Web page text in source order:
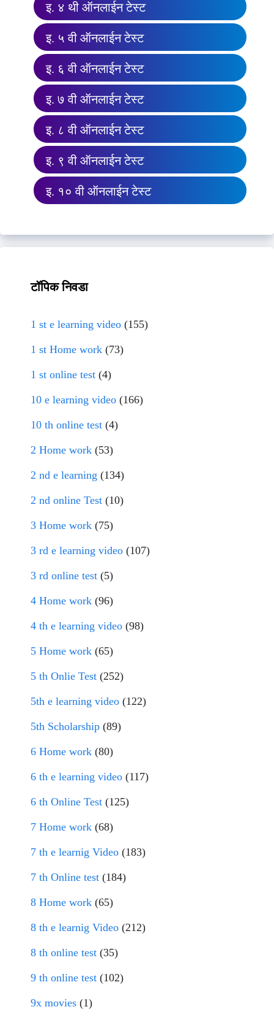
इ. ४ थी ऑनलाईन टेस्ट
इ. ५ वी ऑनलाईन टेस्ट
इ. ६ वी ऑनलाईन टेस्ट
इ. ७ वी ऑनलाईन टेस्ट
इ. ८ वी ऑनलाईन टेस्ट
इ. ९ वी ऑनलाईन टेस्ट
इ. १० वी ऑनलाईन टेस्ट
टॉपिक निवडा
1 st e learning video (155)
1 st Home work (73)
1 st online test (4)
10 e learning video (166)
10 th online test (4)
2 Home work (53)
2 nd e learning (134)
2 nd online Test (10)
3 Home work (75)
3 rd e learning video (107)
3 rd online test (5)
4 Home work (96)
4 th e learning video (98)
5 Home work (65)
5 th Onlie Test (252)
5th e learning video (122)
5th Scholarship (89)
6 Home work (80)
6 th e learning video (117)
6 th Online Test (125)
7 Home work (68)
7 th e learnig Video (183)
7 th Online test (184)
8 Home work (65)
8 th e learnig Video (212)
8 th online test (35)
9 th online test (102)
9x movies (1)